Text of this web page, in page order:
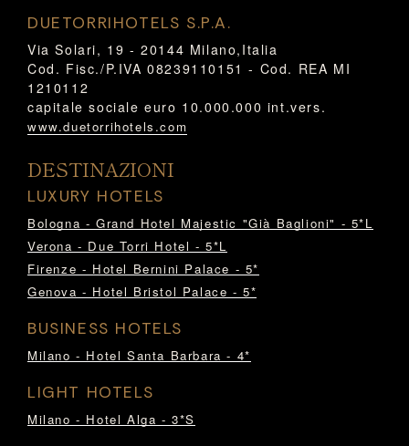
DUETORRIHOTELS S.P.A.
Via Solari, 19 - 20144 Milano,Italia
Cod. Fisc./P.IVA 08239110151 - Cod. REA MI
1210112
capitale sociale euro 10.000.000 int.vers.
www.duetorrihotels.com
DESTINAZIONI
LUXURY HOTELS
Bologna - Grand Hotel Majestic "Già Baglioni" - 5*L
Verona - Due Torri Hotel - 5*L
Firenze - Hotel Bernini Palace - 5*
Genova - Hotel Bristol Palace - 5*
BUSINESS HOTELS
Milano - Hotel Santa Barbara - 4*
LIGHT HOTELS
Milano - Hotel Alga - 3*S